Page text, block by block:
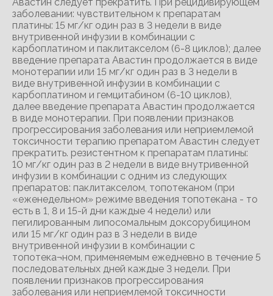
заболевании: чувствительном к препаратам
платины: 15 мг/кг один раз в 3 недели в виде
внутривенной инфузии в комбинации с
карбоплатином и паклитакселом (6-8 циклов); далее
введение препарата Авастин продолжается в виде
монотерапии или 15 мг/кг один раз в 3 недели в
виде внутривенной инфузии в комбинации с
карбоплатином и гемцитабином (6-10 циклов),
далее введение препарата Авастин продолжается
в виде монотерапии. При появлении признаков
прогрессирования заболевания или неприемлемой
токсичности терапию препаратом Авастин следует
прекратить. резистентном к препаратам платины:
10 мг/кг один раз в 2 недели в виде внутривенной
инфузии в комбинации с одним из следующих
препаратов: паклитакселом, топотеканом (при
«еженедельном» режиме введения топотекана - то
есть в 1, 8 и 15-й дни каждые 4 недели) или
пегилированным липосомальным доксорубицином
или 15 мг/кг один раз в 3 недели в виде
внутривенной инфузии в комбинации с
топотека¬ном, применяемым ежедневно в течение 5
последовательных дней каждые 3 недели. При
появлении признаков прогрессирования
заболевания или неприемлемой токсичности